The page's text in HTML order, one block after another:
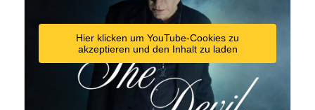
Hier klicken um YouTube-Cookies zu
akzeptieren und den Inhalt zu laden